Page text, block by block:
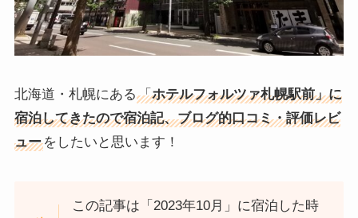
北海道・札幌にある 「ホテルフォルツァ札幌駅前」に
宿泊してきたので宿泊記、ブログ的口コミ・評価レビ
ューをしたいと思います！
この記事は「2023年10月」に宿泊した時